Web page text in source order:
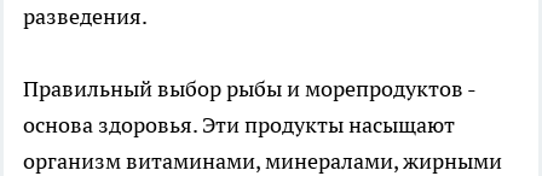
разведения.
Правильный выбор рыбы и морепродуктов -
основа здоровья. Эти продукты насыщают
организм витаминами, минералами, жирными